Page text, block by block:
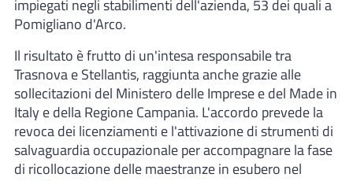
impiegati negli stabilimenti dell'azienda, 53 dei quali a
Pomigliano d'Arco.
Il risultato è frutto di un'intesa responsabile tra
Trasnova e Stellantis, raggiunta anche grazie alle
sollecitazioni del Ministero delle Imprese e del Made in
Italy e della Regione Campania. L'accordo prevede la
revoca dei licenziamenti e l'attivazione di strumenti di
salvaguardia occupazionale per accompagnare la fase
di ricollocazione delle maestranze in esubero nel